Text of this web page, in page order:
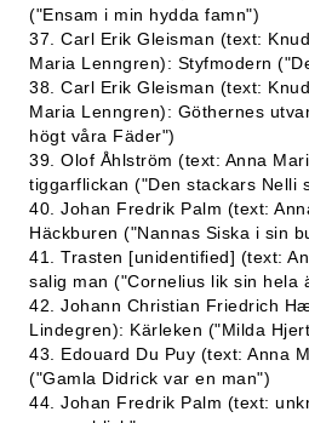
("Ensam i min hydda famn")
37. Carl Erik Gleisman (text:
Maria Lenngren): Styfmodern
38. Carl Erik Gleisman (text:
Maria Lenngren): Göthernes
högt våra Fäder")
39. Olof Åhlström (text: Anna
tiggarflickan ("Den stackars Nelli
40. Johan Fredrik Palm (text:
Häckburen ("Nannas Siska i sin
41. Trasten [unidentified] (text:
salig man ("Cornelius lik sin hela
42. Johann Christian Friedrich
Lindegren): Kärleken ("Milda
43. Edouard Du Puy (text: Anna
("Gamla Didrick var en man")
44. Johan Fredrik Palm (text: